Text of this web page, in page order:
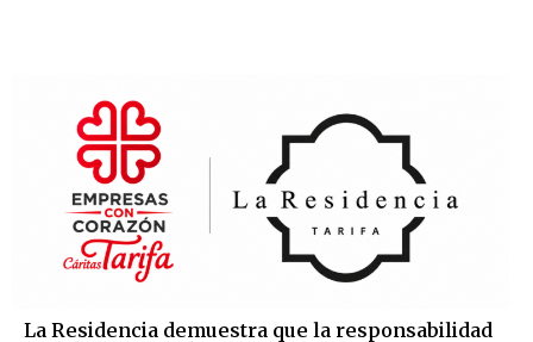
La Residencia demuestra que la responsabilidad